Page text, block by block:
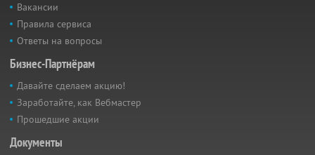
Вакансии
Правила сервиса
Ответы на вопросы
Бизнес-Партнёрам
Давайте сделаем акцию!
Заработайте, как Вебмастер
Прошедшие акции
Документы